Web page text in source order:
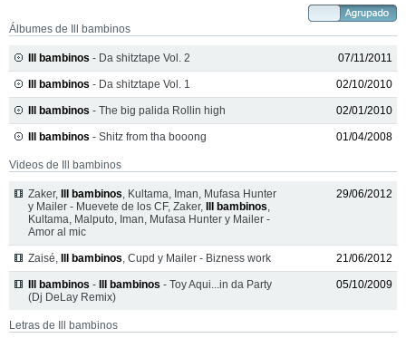
Álbumes de Ill bambinos
Ill bambinos - Da shitztape Vol. 2 07/11/2011
Ill bambinos - Da shitztape Vol. 1 02/10/2010
Ill bambinos - The big palida Rollin high 02/01/2010
Ill bambinos - Shitz from tha booong 01/04/2008
Videos de Ill bambinos
Zaker, Ill bambinos, Kultama, Iman, Mufasa Hunter
y Mailer - Muevete de los CF, Zaker,
Ill bambinos,
Kultama, Malputo, Iman, Mufasa Hunter y Mailer -
Amor al mic
29/06/2012
Zaisé, Ill bambinos, Cupd y Mailer - Bizness work 21/06/2012
Ill bambinos - Ill bambinos - Toy Aqui...in da Party
(Dj DeLay Remix)
05/10/2009
Letras de Ill bambinos